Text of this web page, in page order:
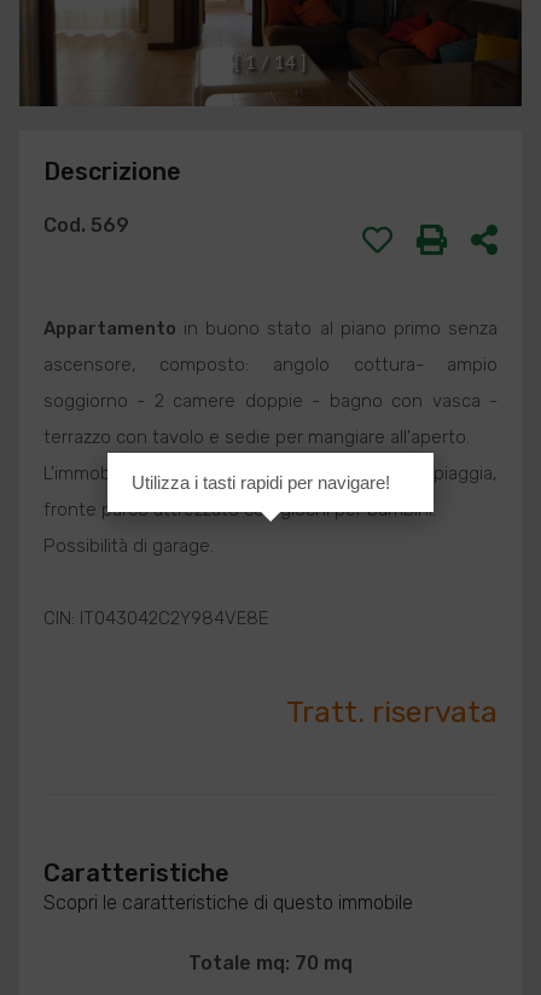
1 / 14
Descrizione
Cod. 569
Appartamento in buono stato al piano primo senza
ascensore, composto: angolo cottura- ampio
soggiorno - 2 camere doppie - bagno con vasca -
terrazzo con tavolo e sedie per mangiare all'aperto.
L'immobile è situato a pochi passi dalla spiaggia,
fronte parco attrezzato con giochi per bambini.
Possibilità di garage.
CIN: IT043042C2Y984VE8E
Tratt. riservata
Caratteristiche
Scopri le caratteristiche di questo immobile
Totale mq: 70 mq
Utilizza i tasti rapidi per navigare!